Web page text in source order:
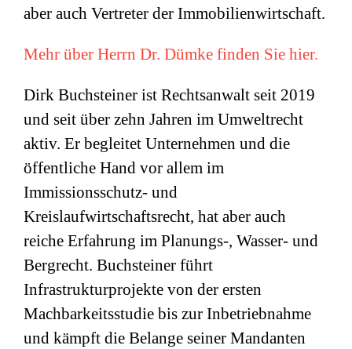
aber auch Vertreter der Immobilienwirtschaft.
Mehr über Herrn Dr. Dümke finden Sie hier.
Dirk Buchsteiner ist Rechtsanwalt seit 2019
und seit über zehn Jahren im Umweltrecht
aktiv. Er begleitet Unternehmen und die
öffentliche Hand vor allem im
Immissionsschutz- und
Kreislaufwirtschaftsrecht, hat aber auch
reiche Erfahrung im Planungs-, Wasser- und
Bergrecht. Buchsteiner führt
Infrastrukturprojekte von der ersten
Machbarkeitsstudie bis zur Inbetriebnahme
und kämpft die Belange seiner Mandanten